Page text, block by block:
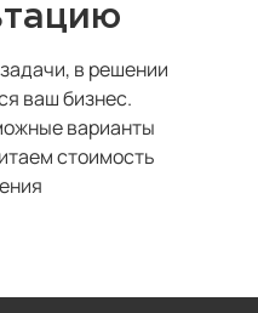
в решении
ваш бизнес.
варианты
стоимость